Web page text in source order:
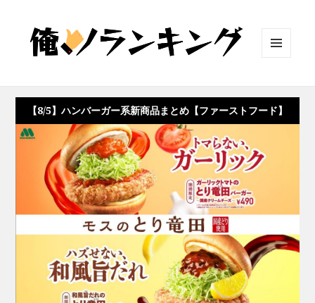
ット
【8/5】ハンバーガー系新商品まとめ【ファーストフード】